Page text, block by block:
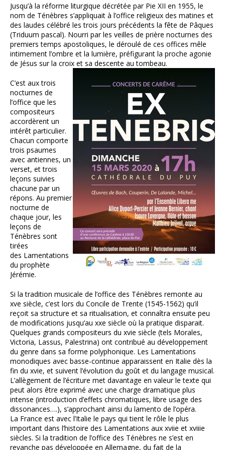
Jusqu’à la réforme liturgique décrétée par Pie XII en 1955, le
nom de Ténèbres s’appliquait à l’office religieux des matines et
des laudes célébré les trois jours précédents la fête de Pâques
(Triduum pascal). Nourri par les veilles de prière nocturnes des
premiers temps apostoliques, le déroulé de ces offices mêle
intimement l’ombre et la lumière, préfigurant la proche agonie
de Jésus sur la croix et sa descente au tombeau.
C’est aux trois
nocturnes de
l’office que les
compositeurs
accordèrent un
intérêt particulier.
Chacun comporte
trois psaumes
avec antiennes, un
verset, et trois
leçons suivies
chacune par un
répons. Au premier
nocturne de
chaque jour, les
leçons de
Ténèbres sont
tirées
des Lamentations
du prophète
Jérémie.
Si la tradition musicale de l’office des Ténèbres remonte au
xve siècle, c’est lors du Concile de Trente (1545-1562) qu’il
reçoit sa structure et sa ritualisation, et connaîtra ensuite peu
de modifications jusqu’au xxe siècle où la pratique disparait.
Quelques grands compositeurs du xvie siècle (tels Morales,
Victoria, Lassus, Palestrina) ont contribué au développement
du genre dans sa forme polyphonique. Les Lamentations
monodiques avec basse-continue apparaissent en Italie dès la
fin du xvie, et suivent l’évolution du goût et du langage musical.
L’allègement de l’écriture met davantage en valeur le texte qui
peut alors être exprimé avec une charge dramatique plus
intense (introduction d’effets chromatiques, libre usage des
dissonances….), s’approchant ainsi du lamento de l’opéra.
La France est avec l’Italie le pays qui tient le rôle le plus
important dans l’histoire des Lamentations aux xviie et xviiie
siècles. Si la tradition de l’office des Ténèbres ne s’est en
revanche pas développée en Allemagne, du fait de la